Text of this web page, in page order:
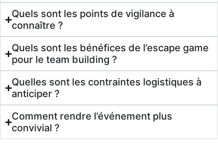
Quels sont les points de vigilance à
connaître ?
Quels sont les bénéfices de l’escape game
pour le team building ?
Quelles sont les contraintes logistiques à
anticiper ?
Comment rendre l’événement plus
convivial ?